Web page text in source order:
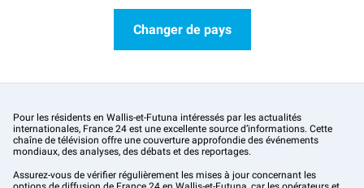
Changer de pays
Pour les résidents en Wallis-et-Futuna intéressés par les actualités
internationales, France 24 est une excellente source d’informations. Cette
chaîne de télévision offre une couverture approfondie des événements
mondiaux, des analyses, des débats et des reportages.
Assurez-vous de vérifier régulièrement les mises à jour concernant les